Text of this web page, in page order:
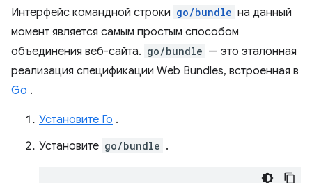
Интерфейс командной строки go/bundle на данный
момент является самым простым способом
объединения веб-сайта. go/bundle — это эталонная
реализация спецификации Web Bundles, встроенная в
Go .
Установите Го .
Установите go/bundle .